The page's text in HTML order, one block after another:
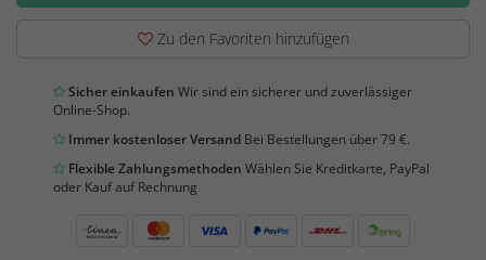
Zu den Favoriten hinzufügen
Sicher einkaufen Wir sind ein sicherer und zuverlässiger
Online-Shop.
Immer kostenloser Versand Bei Bestellungen über 79 €.
Flexible Zahlungsmethoden Wählen Sie Kreditkarte, PayPal
oder Kauf auf Rechnung